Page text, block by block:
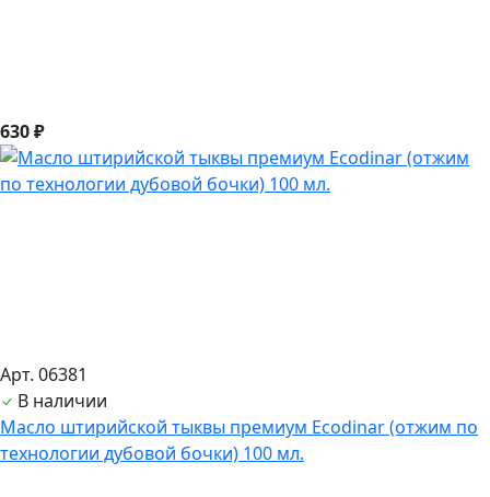
630 ₽
Арт. 06381
В наличии
Масло штирийской тыквы премиум Ecodinar (отжим по
технологии дубовой бочки) 100 мл.